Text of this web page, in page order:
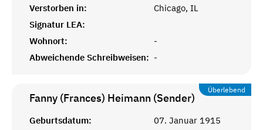
Verstorben in:
Chicago, IL
Signatur LEA:
Wohnort:
-
Abweichende Schreibweisen: -
Überlebend
Fanny (Frances) Heimann (Sender)
Geburtsdatum:
07. Januar 1915